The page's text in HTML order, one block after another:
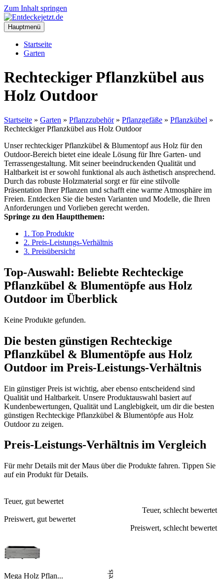
Zum Inhalt springen
Hauptmenü
Startseite
Garten
Rechteckiger Pflanzkübel aus
Holz Outdoor
Startseite » Garten » Pflanzzubehör» Pflanzgefäße » Pflanzkübel »
Rechteckiger Pflanzkübel aus Holz Outdoor
Unser rechteckiger Pflanzkübel & Blumentopf aus Holz für den
Outdoor-Bereich bietet eine ideale Lösung für Ihre Garten- und
Terrassengestaltung. Mit seiner beeindruckenden Qualität und
Haltbarkeit ist er sowohl funktional als auch ästhetisch ansprechend.
Durch das robuste Holzmaterial sorgt er für eine stilvolle
Präsentation Ihrer Pflanzen und schafft eine warme Atmosphäre im
Freien. Entdecken Sie die besten Varianten und Modelle, die Ihren
Anforderungen und Vorlieben gerecht werden.
Springe zu den Hauptthemen:
1. Top Produkte
2. Preis-Leistungs-Verhältnis
3. Preisübersicht
Top-Auswahl: Beliebte Rechteckige
Pflanzkübel & Blumentöpfe aus Holz
Outdoor im Überblick
Keine Produkte gefunden.
Die besten günstigen Rechteckige
Pflanzkübel & Blumentöpfe aus Holz
Outdoor im Preis-Leistungs-Verhältnis
Ein günstiger Preis ist wichtig, aber ebenso entscheidend sind
Qualität und Haltbarkeit. Unsere Produktauswahl basiert auf
Kundenbewertungen, Qualität und Langlebigkeit, um dir die besten
günstigen Rechteckige Pflanzkübel & Blumentöpfe aus Holz
Outdoor zu zeigen.
Preis-Leistungs-Verhältnis im Vergleich
Für mehr Details mit der Maus über die Produkte fahren. Tippen Sie
auf ein Produkt für Details.
Teuer, gut bewertet
Teuer, schlecht bewertet
Preiswert, gut bewertet
Preiswert, schlecht bewertet
Mega Holz Pflan...